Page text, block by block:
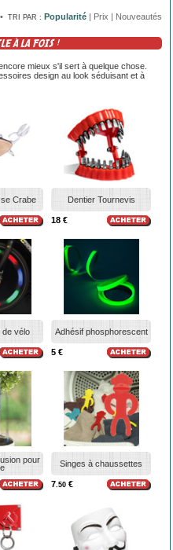
• TRI PAR : Popularité | Prix | Nouveautés
À LA FOIS !
mieux s'il sert à quelque chose.
design au look séduisant et à
Crabe Dentier Tournevis
18 €
de vélo Adhésif phosphorescent
5 €
pour
Singes à chaussettes
7.50 €